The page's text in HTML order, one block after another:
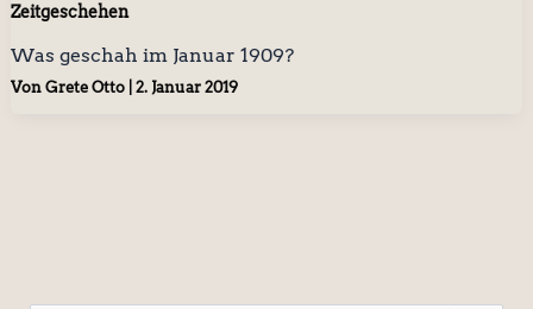
Zeitgeschehen
Was geschah im Januar 1909?
Von Grete Otto 2. Januar 2019